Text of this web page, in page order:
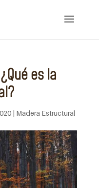
es la
| Madera Estructural